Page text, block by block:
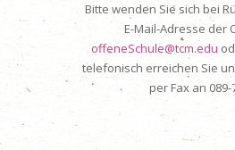
Bitte wenden Sie sich bei
E-Mail-Adresse der
offeneSchule@tcm.edu
telefonisch erreichen Sie
per Fax an 089-